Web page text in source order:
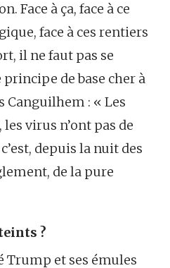
Face à ça, face à ce
face à ces rentiers
il ne faut pas se
de base cher à
Canguilhem : « Les
virus n’ont pas de
depuis la nuit des
de la pure
?
Trump et ses émules